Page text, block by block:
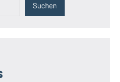
Suchen